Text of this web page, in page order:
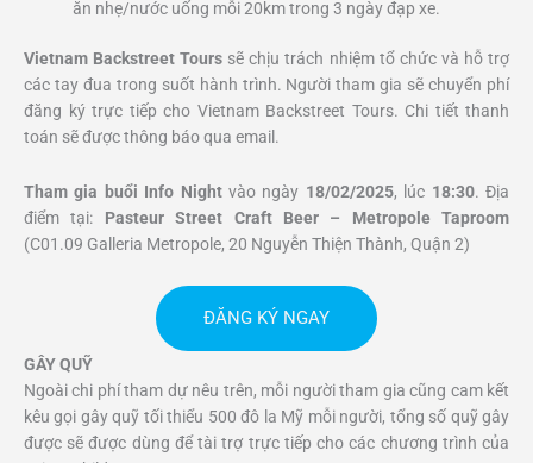
ăn nhẹ/nước uống mỗi 20km trong 3 ngày đạp xe.
Vietnam Backstreet Tours sẽ chịu trách nhiệm tổ chức và hỗ trợ
các tay đua trong suốt hành trình. Người tham gia sẽ chuyển phí
đăng ký trực tiếp cho Vietnam Backstreet Tours. Chi tiết thanh
toán sẽ được thông báo qua email.
Tham gia buổi Info Nightvào ngày 18/02/2025, lúc 18:30. Địa
điểm tại: Pasteur Street Craft Beer – Metropole Taproom
(C01.09 Galleria Metropole, 20 Nguyễn Thiện Thành, Quận 2)
ĐĂNG KÝ NGAY
GÂY QUỸ
Ngoài chi phí tham dự nêu trên, mỗi người tham gia cũng cam kết
kêu gọi gây quỹ tối thiểu 500 đô la Mỹ mỗi người, tổng số quỹ gây
được sẽ được dùng để tài trợ trực tiếp cho các chương trình của